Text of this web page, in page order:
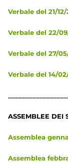
Verbale del 21/
Verbale del 22/
Verbale del 27/
Verbale del 14/
ASSEMBLEE DEI
Assemblea
Assemblea